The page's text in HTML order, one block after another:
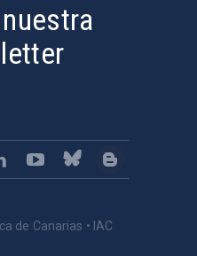
de Canarias • IAC